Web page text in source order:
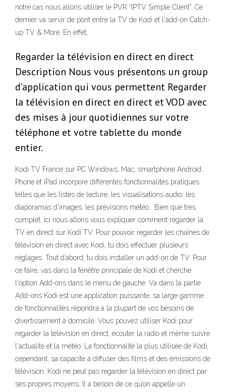
notre cas nous allons utiliser le PVR “IPTV Simple Client”. Ce
dernier va servir de pont entre la TV de Kodi et l'add-on Catch-
up TV & More. En effet,
Regarder la télévision en direct en direct
Description Nous vous présentons un group
d’application qui vous permettent Regarder
la télévision en direct en direct et VOD avec
des mises à jour quotidiennes sur votre
téléphone et votre tablette du monde
entier.
Kodi TV France sur PC Windows, Mac, smartphone Android,
Phone et iPad incorpore différentes fonctionnalités pratiques
telles que les listes de lecture, les visualisations audio, les
diaporamas d’images, les prévisions météo… Bien que très
complet, ici nous allons vous expliquer comment regarder la
TV en direct sur Kodi TV. Pour pouvoir regarder les chaînes de
télévision en direct avec Kodi, tu dois effectuer plusieurs
réglages. Tout d’abord, tu dois installer un add-on de TV. Pour
ce faire, vas dans la fenêtre principale de Kodi et cherche
l'option Add-ons dans le menu de gauche. Va dans la partie
Add-ons Kodi est une application puissante; sa large gamme
de fonctionnalités répondra à la plupart de vos besoins de
divertissement à domicile. Vous pouvez utiliser Kodi pour
regarder la télévision en direct, écouter la radio et même suivre
l'actualité et la météo. La fonctionnalité la plus utilisée de Kodi,
cependant, sa capacité à diffuser des films et des émissions de
télévision. Kodi ne peut pas regarder la télévision en direct par
ses propres moyens. Il a besoin de ce qu’on appelle un